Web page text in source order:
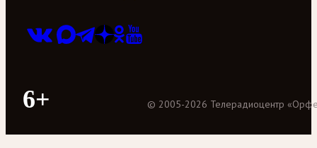
6+ © 2005-2026 Телерадиоцентр